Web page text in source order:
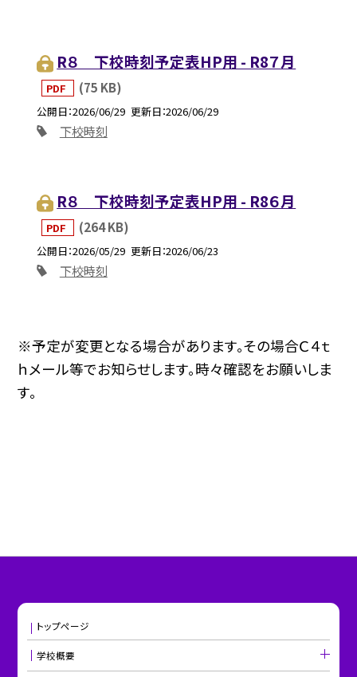
R８ 下校時刻予定表HP用 - R8７月
PDF (75 KB)
公開日 2026/06/29 更新日 2026/06/29
下校時刻
R８ 下校時刻予定表HP用 - R8６月
PDF (264 KB)
公開日 2026/05/29 更新日 2026/06/23
下校時刻
※予定が変更となる場合があります。その場合Ｃ４ｔ
ｈメール等でお知らせします。時々確認をお願いしま
す。
トップページ
学校概要